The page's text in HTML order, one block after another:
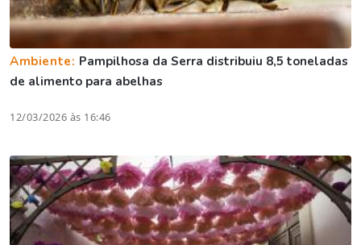
Ambiente: Pampilhosa da Serra distribuiu 8,5 toneladas
de alimento para abelhas
12/03/2026 às 16:46